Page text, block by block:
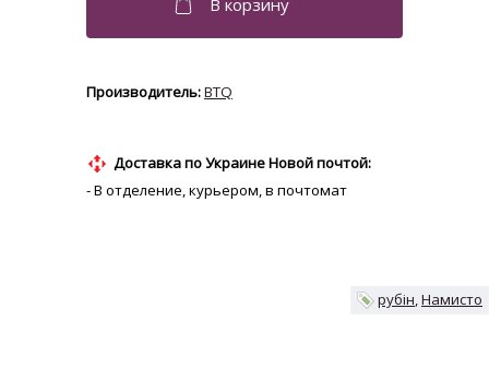
BTQ
Доставка по Украине Новой почтой:
- В отделение, курьером, в почтомат
рубін Намисто